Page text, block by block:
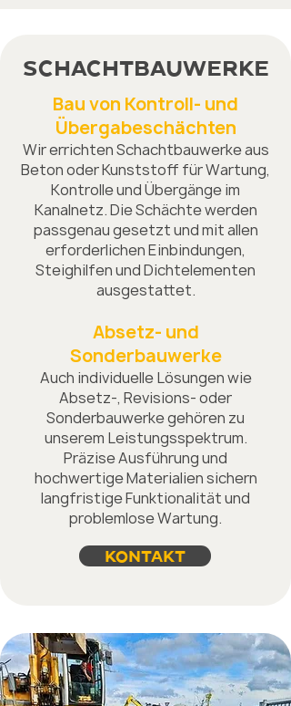
Schachtbauwerke
Bau von Kontroll- und
Übergabeschächten
Wir errichten Schachtbauwerke aus
Beton oder Kunststoff für Wartung,
Kontrolle und Übergänge im
Kanalnetz. Die Schächte werden
passgenau gesetzt und mit allen
erforderlichen Einbindungen,
Steighilfen und Dichtelementen
ausgestattet.
Absetz- und
Sonderbauwerke
Auch individuelle Lösungen wie
Absetz-, Revisions- oder
Sonderbauwerke gehören zu
unserem Leistungsspektrum.
Präzise Ausführung und
hochwertige Materialien sichern
langfristige Funktionalität und
problemlose Wartung.
KONTAKT